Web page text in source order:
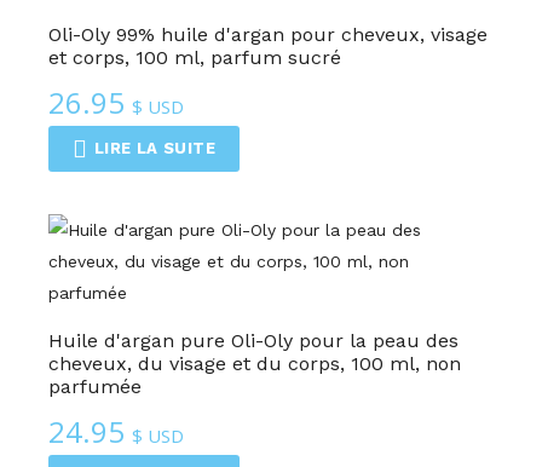
Oli-Oly 99% huile d'argan pour cheveux, visage
et corps, 100 ml, parfum sucré
26.95$ USD
LIRE LA SUITE
Huile d'argan pure Oli-Oly pour la peau des
cheveux, du visage et du corps, 100 ml, non
parfumée
24.95$ USD